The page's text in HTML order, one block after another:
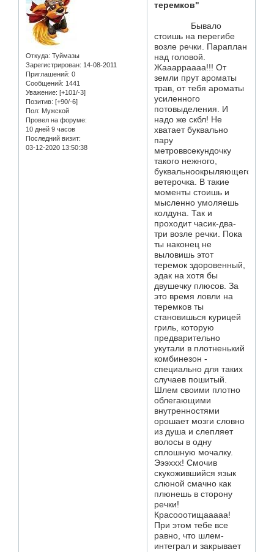
Откуда: Туймазы
Зарегистрирован: 14-08-2011
Приглашений: 0
Сообщений: 1441
Уважение: [+101/-3]
Позитив: [+90/-6]
Пол: Мужской
Провел на форуме:
10 дней 9 часов
Последний визит:
03-12-2020 13:50:38
теремков"
Бывало
стоишь на перегибе
возле речки. Параплан
над головой.
Жааарраааа!!! От
земли прут ароматы
трав, от тебя ароматы
усиленного
потовыделения. И
надо же скбл! Не
хватает буквально
пару
метроввсекундочку
такого нежного,
буквальноокрыляющего
ветерочка. В такие
моменты стоишь и
мысленно умоляешь
колдуна. Так и
проходит часик-два-
три возле речки. Пока
ты наконец не
выловишь этот
теремок здоровенный,
эдак на хотя бы
двушечку плюсов. За
это время ловли на
теремков ты
становишься курицей
гриль, которую
предварительно
укутали в плотненький
комбинезон -
специально для таких
случаев пошитый.
Шлем своими плотно
облегающими
внутренностями
орошает мозги словно
из душа и слепляет
волосы в одну
сплошную мочалку.
Эээххх! Смочив
скукожившийся язык
слюной смачно как
плюнешь в сторону
речки!
Красооотищааааа!
При этом тебе все
равно, что шлем-
интеграл и закрывает